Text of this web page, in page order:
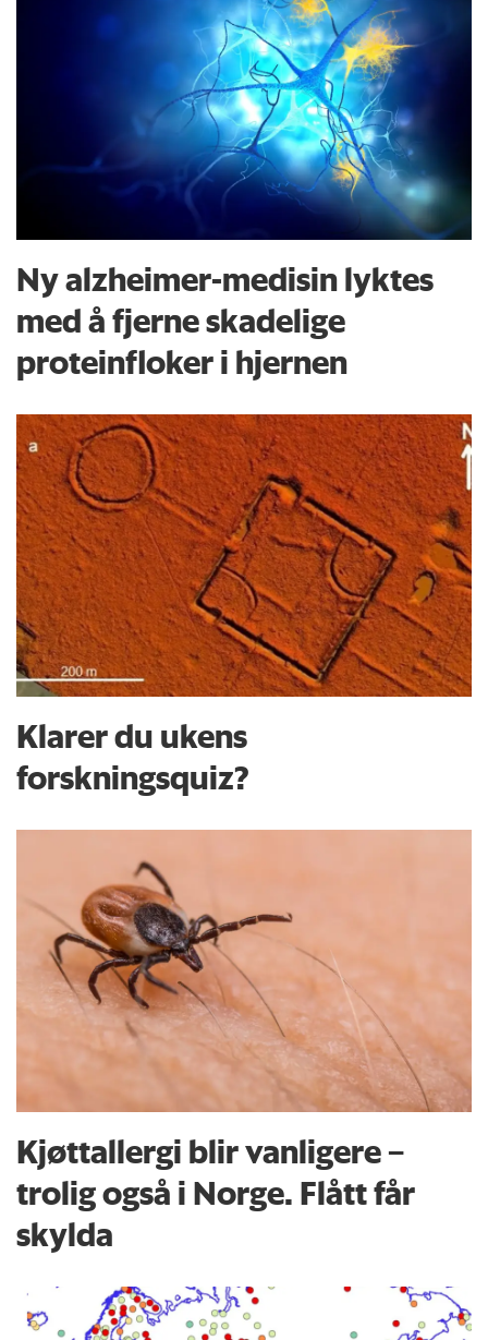
Ny alzheimer-medisin lyktes
med å fjerne skadelige
proteinfloker i hjernen
Klarer du ukens
forskningsquiz?
Kjøttallergi blir vanligere –
trolig også i Norge. Flått får
skylda